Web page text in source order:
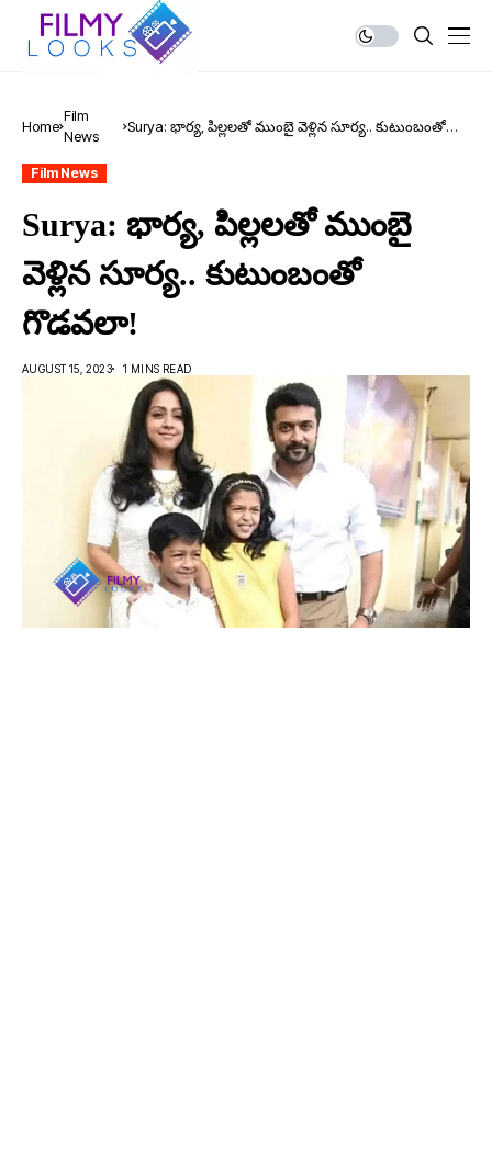
Home
Film
News
Surya: భార్య‌, పిల్ల‌ల‌తో ముంబై వెళ్లిన సూర్య‌.. కుటుంబంతో
Film News
Surya: భార్య‌, పిల్ల‌ల‌తో ముంబై
వెళ్లిన సూర్య‌.. కుటుంబంతో
గొడ‌వ‌లా!
AUGUST 15, 2023 1 MINS READ